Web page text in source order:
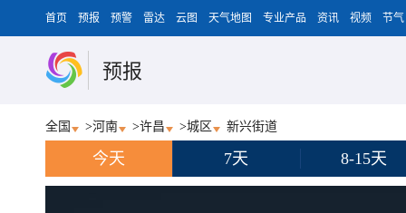
首页 预报 预警 雷达 云图 天气地图 专业产品 资讯 视频 节气
预报
全国 >河南 >许昌 >城区 新兴街道
今天 7天 8-15天